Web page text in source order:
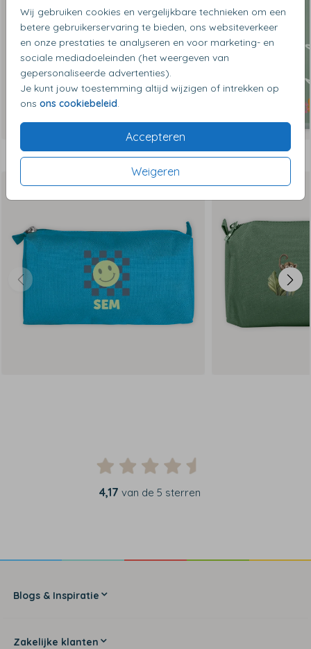
Wij gebruiken cookies en vergelijkbare technieken om een
betere gebruikerservaring te bieden, ons websiteverkeer
en onze prestaties te analyseren en voor marketing- en
sociale mediadoeleinden (het weergeven van
gepersonaliseerde advertenties).
Je kunt jouw toestemming altijd wijzigen of intrekken op
ons ons cookiebeleid
Accepteren
Weigeren
Dit vind je misschien ook leuk
Op diverse kleuren
4,17 van de 5 sterren
Blogs & Inspiratie
Zakelijke klanten